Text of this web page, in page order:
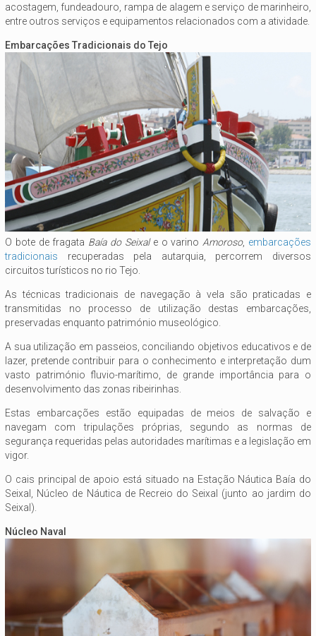
acostagem, fundeadouro, rampa de alagem e serviço de marinheiro,
entre outros serviços e equipamentos relacionados com a atividade.
Embarcações Tradicionais do Tejo
O bote de fragata Baía do Seixale o varinoAmoroso, embarcações
tradicionais recuperadas pela autarquia, percorrem diversos
circuitos turísticos no rio Tejo.
As técnicas tradicionais de navegação à vela são praticadas e
transmitidas no processo de utilização destas embarcações,
preservadas enquanto património museológico.
A sua utilização em passeios, conciliando objetivos educativos e de
lazer, pretende contribuir para o conhecimento e interpretação dum
vasto património fluvio-marítimo, de grande importância para o
desenvolvimento das zonas ribeirinhas.
Estas embarcações estão equipadas de meios de salvação e
navegam com tripulações próprias, segundo as normas de
segurança requeridas pelas autoridades marítimas e a legislação em
vigor.
O cais principal de apoio está situado na Estação Náutica Baía do
Seixal, Núcleo de Náutica de Recreio do Seixal (junto ao jardim do
Seixal).
Núcleo Naval